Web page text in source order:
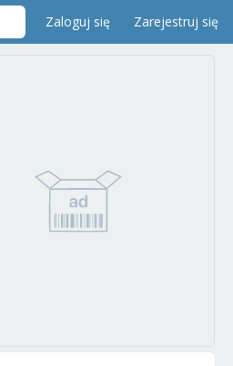
Zaloguj się Zarejestruj się